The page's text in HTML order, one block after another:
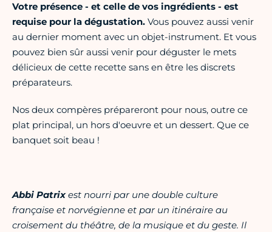
Votre présence - et celle de vos ingrédients - est
requise pour la dégustation. Vous pouvez aussi venir
au dernier moment avec un objet-instrument. Et vous
pouvez bien sûr aussi venir pour déguster le mets
délicieux de cette recette sans en être les discrets
préparateurs.
Nos deux compères prépareront pour nous, outre ce
plat principal, un hors d'oeuvre et un dessert. Que ce
banquet soit beau !
Abbi Patrixest nourri par une double culture
française et norvégienne et par un itinéraire au
croisement du théâtre, de la musique et du geste. Il